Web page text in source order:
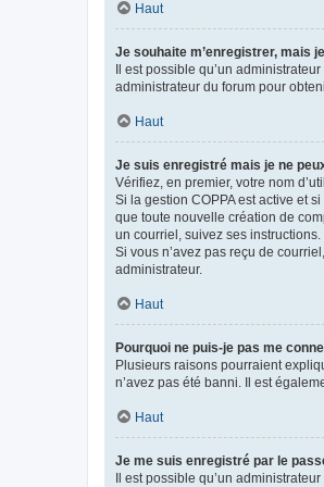
Haut
Je souhaite m’enregistrer, mais
Il est possible qu’un
administrateur du forum pour
Haut
Je suis enregistré mais je ne
Vérifiez, en premier, votre nom
Si la gestion COPPA est active et
que toute nouvelle création de
un courriel, suivez ses instructions.
Si vous n’avez pas reçu de
administrateur.
Haut
Pourquoi ne puis-je pas me
Plusieurs raisons pourraient
n’avez pas été banni. Il est
Haut
Je me suis enregistré par le
Il est possible qu’un